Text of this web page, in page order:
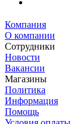
Компания
О компании
Сотрудники
Новости
Вакансии
Магазины
Политика
Информация
Помощь